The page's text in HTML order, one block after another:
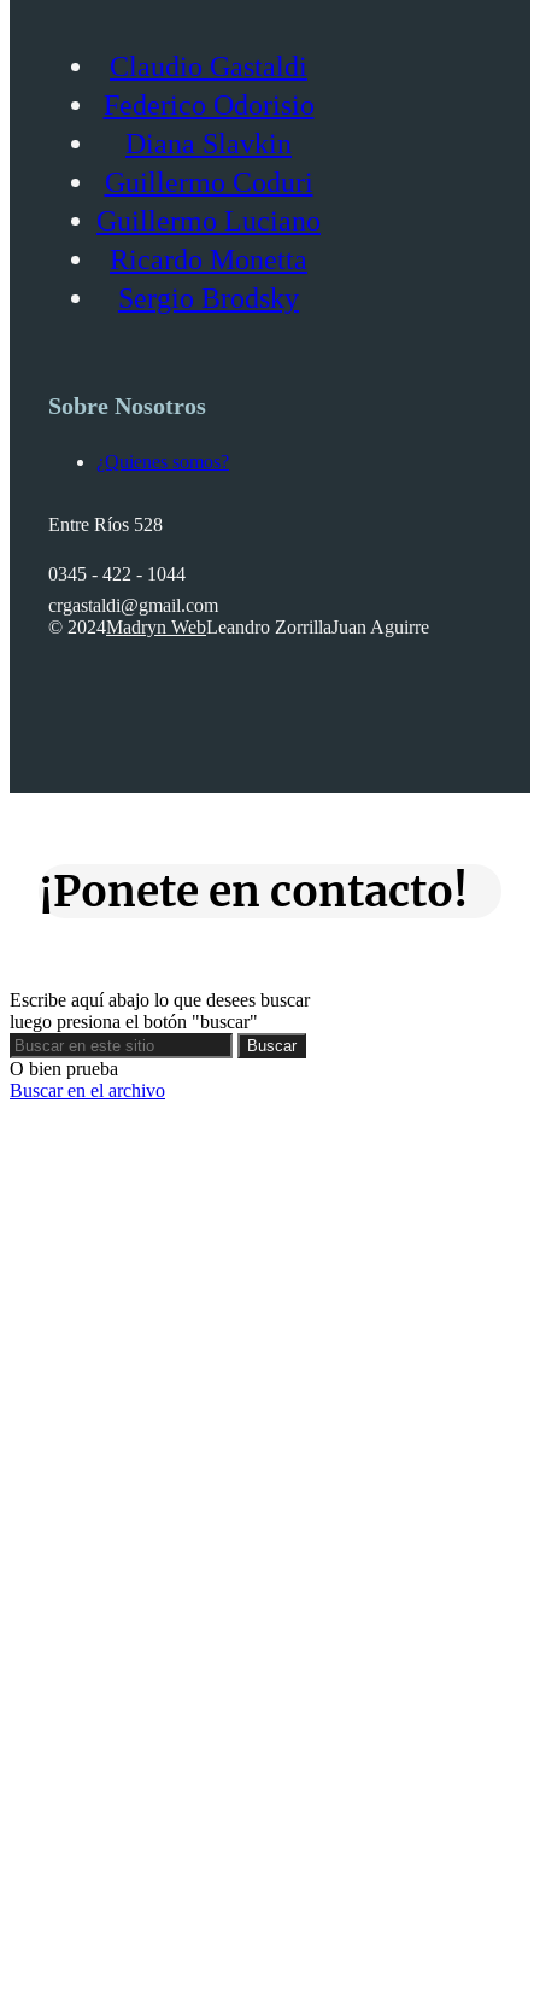
Claudio Gastaldi
Federico Odorisio
Diana Slavkin
Guillermo Coduri
Guillermo Luciano
Ricardo Monetta
Sergio Brodsky
Sobre Nosotros
¿Quienes somos?
Entre Ríos 528
0345 - 422 - 1044
crgastaldi@gmail.com
© 2024Madryn WebLeandro ZorrillaJuan Aguirre
¡Ponete en contacto!
Escribe aquí abajo lo que desees buscar
luego presiona el botón "buscar"
Buscar
Buscar
O bien prueba
Buscar en el archivo